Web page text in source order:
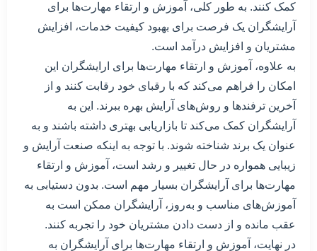
کمک کنند. به طور کلی، آموزش و ارتقاء مهارت‌ها برای
آرایشگران یک فرصت برای بهبود کیفیت خدمات، افزایش
مشتریان و افزایش درآمد است.
به علاوه، آموزش و ارتقاء مهارت‌ها برای ارایشگران این
امکان را فراهم می‌کند که با رقبای خود رقابت کنند و از
آخرین ترفندها و روش‌های آرایش بهره ببرند. این به
آرایشگران کمک می‌کند تا بازاریابی بهتری داشته باشند و به
عنوان یک برند شناخته شوند. با توجه به اینکه صنعت آرایش و
زیبایی همواره در حال تغییر و رشد است، آموزش و ارتقاء
مهارت‌ها برای آرایشگران بسیار مهم است. بدون دستیابی به
آموزش‌های مناسب و به‌روز، آرایشگران ممکن است به
عقب مانده و از دست دادن مشتریان خود را تجربه کنند.
در نهایت، آموزش و ارتقاء مهارت‌ها برای آرایشگران به